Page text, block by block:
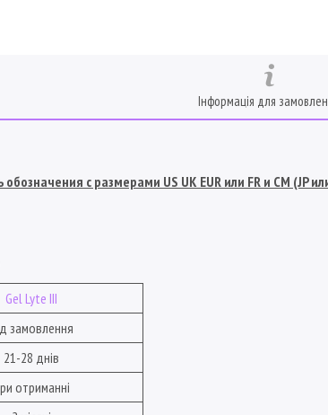
Інформація для
с размерами US UK EUR или FR и СМ (JP
Gel Lyte III
замовлення
21-28 днів
отриманні